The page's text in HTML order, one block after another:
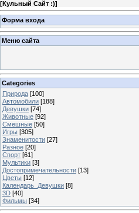
[Кульный Сайт :)]
Форма входа
Меню сайта
Categories
Природа [100]
Автомобили [188]
Девушки [74]
Животные [92]
Смешные [50]
Игры [305]
Знаменитости [27]
Разное [20]
Спорт [61]
Мультики [3]
Достопримечательности [13]
Цветы [12]
Календарь_Девушки [8]
3D [40]
Фильмы [34]